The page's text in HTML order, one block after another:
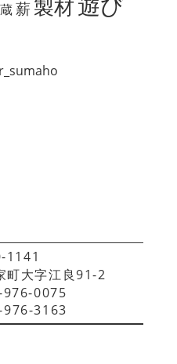
蔵 薪 製材
1141
町大字江良91-2
976-0075
976-3163